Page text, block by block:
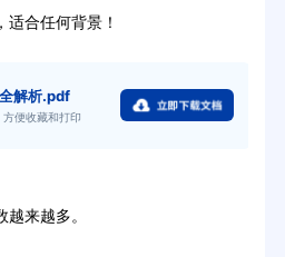
合任何背景！
解析.pdf
便收藏和打印
来越多。